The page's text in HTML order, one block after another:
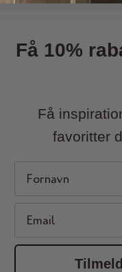
Få 10%
Få
favoritter